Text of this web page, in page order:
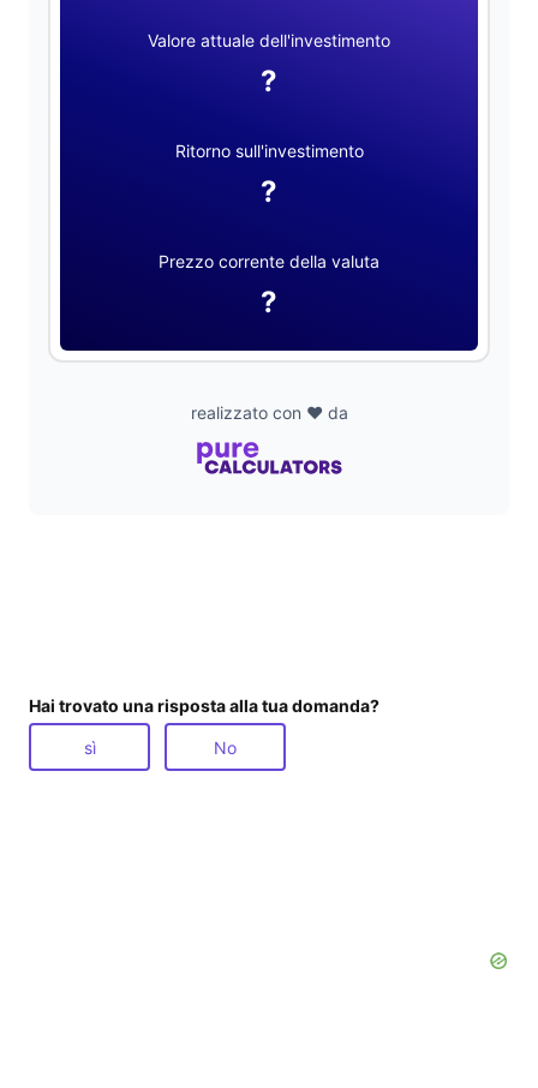
Valore attuale dell'investimento
?
Ritorno sull'investimento
?
Prezzo corrente della valuta
?
realizzato con ❤️ da
Hai trovato una risposta alla tua domanda?
sì No